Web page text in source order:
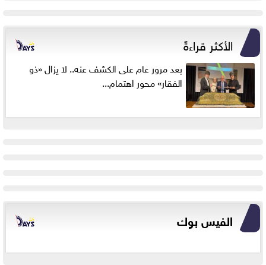
الأكثر قراءةً
بعد مرور عام على الكشف عنه.. لا يزال «ذو
الفقار» محور اهتمام...
الفيس بوك